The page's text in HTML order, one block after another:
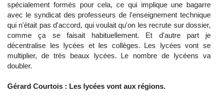
spécialement formés pour cela, ce qui implique une bagarre
avec le syndicat des professeurs de l'enseignement technique
qui n'était pas d'accord, qui voulait qu'on les recrute sur dossier,
comme ça se faisait habituellement. Et d'autre part je
décentralise les lycées et les collèges. Les lycées vont se
multiplier, de très beaux lycées. Le nombre de lycéens va
doubler.
Gérard Courtois : Les lycées vont aux régions.